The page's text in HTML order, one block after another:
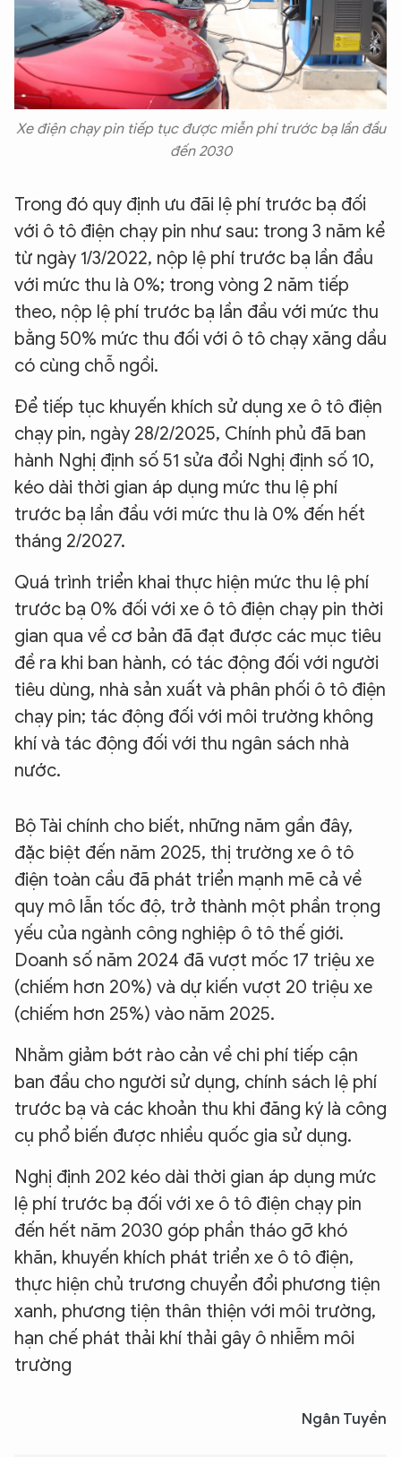
Xe điện chạy pin tiếp tục được miễn phí trước bạ lần đầu
đến 2030
Trong đó quy định ưu đãi lệ phí trước bạ đối
với ô tô điện chạy pin như sau: trong 3 năm kể
từ ngày 1/3/2022, nộp lệ phí trước bạ lần đầu
với mức thu là 0%; trong vòng 2 năm tiếp
theo, nộp lệ phí trước bạ lần đầu với mức thu
bằng 50% mức thu đối với ô tô chạy xăng dầu
có cùng chỗ ngồi.
Để tiếp tục khuyến khích sử dụng xe ô tô điện
chạy pin, ngày 28/2/2025, Chính phủ đã ban
hành Nghị định số 51 sửa đổi Nghị định số 10,
kéo dài thời gian áp dụng mức thu lệ phí
trước bạ lần đầu với mức thu là 0% đến hết
tháng 2/2027.
Quá trình triển khai thực hiện mức thu lệ phí
trước bạ 0% đối với xe ô tô điện chạy pin thời
gian qua về cơ bản đã đạt được các mục tiêu
đề ra khi ban hành, có tác động đối với người
tiêu dùng, nhà sản xuất và phân phối ô tô điện
chạy pin; tác động đối với môi trường không
khí và tác động đối với thu ngân sách nhà
nước.
Bộ Tài chính cho biết, những năm gần đây,
đặc biệt đến năm 2025, thị trường xe ô tô
điện toàn cầu đã phát triển mạnh mẽ cả về
quy mô lẫn tốc độ, trở thành một phần trọng
yếu của ngành công nghiệp ô tô thế giới.
Doanh số năm 2024 đã vượt mốc 17 triệu xe
(chiếm hơn 20%) và dự kiến vượt 20 triệu xe
(chiếm hơn 25%) vào năm 2025.
Nhằm giảm bớt rào cản về chi phí tiếp cận
ban đầu cho người sử dụng, chính sách lệ phí
trước bạ và các khoản thu khi đăng ký là công
cụ phổ biến được nhiều quốc gia sử dụng.
Nghị định 202 kéo dài thời gian áp dụng mức
lệ phí trước bạ đối với xe ô tô điện chạy pin
đến hết năm 2030 góp phần tháo gỡ khó
khăn, khuyến khích phát triển xe ô tô điện,
thực hiện chủ trương chuyển đổi phương tiện
xanh, phương tiện thân thiện với môi trường,
hạn chế phát thải khí thải gây ô nhiễm môi
trường
Ngân Tuyền